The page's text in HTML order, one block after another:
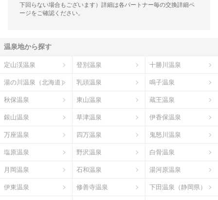
下回らない場合もございます）詳細は各パートナー毎の交換詳細ペ
ージをご確認ください。
温泉地から探す
定山渓温泉 登別温泉 十勝川温泉
湯の川温泉（北海道） 乳頭温泉 鳴子温泉
秋保温泉 東山温泉 蔵王温泉
銀山温泉 草津温泉 伊香保温泉
万座温泉 四万温泉 鬼怒川温泉
塩原温泉 野沢温泉 白骨温泉
月岡温泉 石和温泉 湯河原温泉
伊東温泉 修善寺温泉 下田温泉（静岡県）